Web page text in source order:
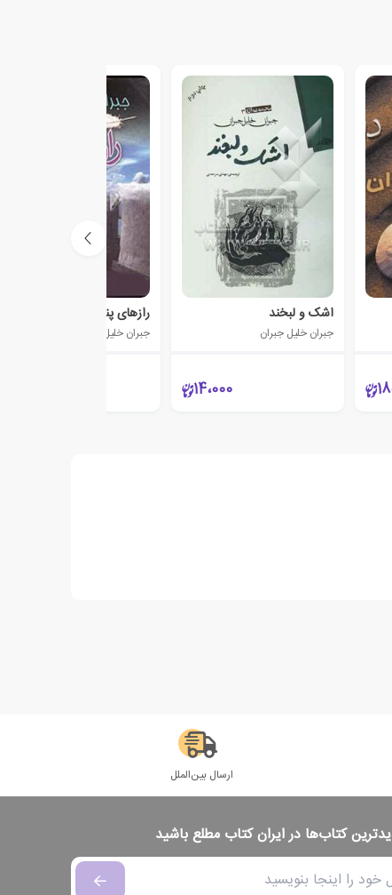
اشک و لبخند
جبران خلیل جبران
14،000
رازهای پنهان
جبران خلیل جبران
ارسال بین‌الملل
کتاب‌ها در ایران کتاب مطلع باشید